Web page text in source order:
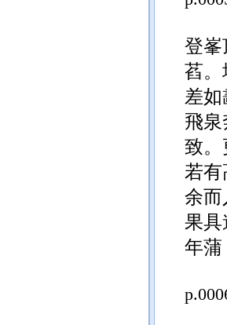
登峯
萏。
差
飛
致。
若
余而
果具
年蒲